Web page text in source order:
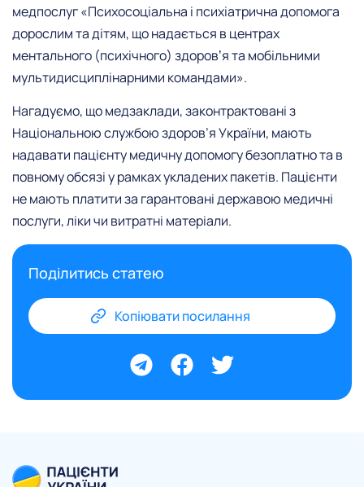
медпослуг «Психосоціальна і психіатрична допомога
дорослим та дітям, що надається в центрах
ментального (психічного) здоровʼя та мобільними
мультидисциплінарними командами».
Нагадуємо, що медзаклади, законтрактовані з
Національною службою здоров’я України, мають
надавати пацієнту медичну допомогу безоплатно та в
повному обсязі у рамках укладених пакетів. Пацієнти
не мають платити за гарантовані державою медичні
послуги, ліки чи витратні матеріали.
Поділитись статею
Копіювати посилання